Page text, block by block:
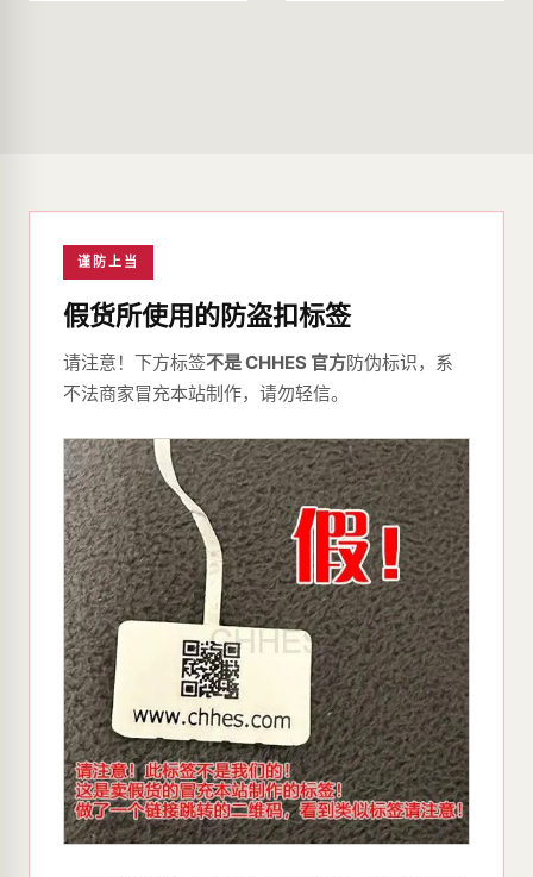
谨防上当
假货所使用的防盗扣标签
请注意！下方标签不是 CHHES 官方防伪标识，系
不法商家冒充本站制作，请勿轻信。